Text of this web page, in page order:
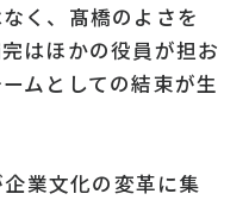
く、髙橋のよさを
はほかの役員が担お
ムとしての結束が生
業文化の変革に集